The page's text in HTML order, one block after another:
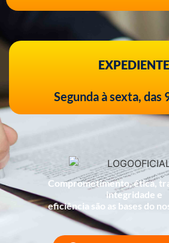
Segunda à sexta, das
Comprometimento, ética,
integridade e
eficiência são as bases do